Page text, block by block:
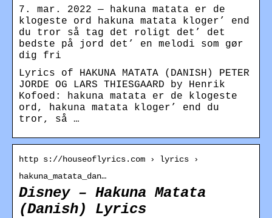
7. mar. 2022 — hakuna matata er de
klogeste ord hakuna matata kloger’ end
du tror så tag det roligt det’ det
bedste på jord det’ en melodi som gør
dig fri
Lyrics of HAKUNA MATATA (DANISH) PETER
JORDE OG LARS THIESGAARD by Henrik
Kofoed: hakuna matata er de klogeste
ord, hakuna matata kloger’ end du
tror, så …
http s://houseoflyrics.com › lyrics ›
hakuna_matata_dan…
Disney – Hakuna Matata
(Danish) Lyrics